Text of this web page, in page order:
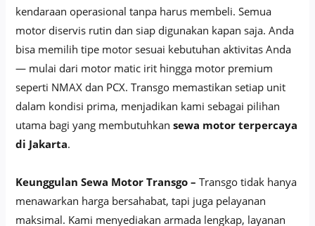
kendaraan operasional tanpa harus membeli. Semua
motor diservis rutin dan siap digunakan kapan saja. Anda
bisa memilih tipe motor sesuai kebutuhan aktivitas Anda
— mulai dari motor matic irit hingga motor premium
seperti NMAX dan PCX. Transgo memastikan setiap unit
dalam kondisi prima, menjadikan kami sebagai pilihan
utama bagi yang membutuhkansewa motor terpercaya
di Jakarta.
Keunggulan Sewa Motor Transgo – Transgo tidak hanya
menawarkan harga bersahabat, tapi juga pelayanan
maksimal. Kami menyediakan armada lengkap, layanan